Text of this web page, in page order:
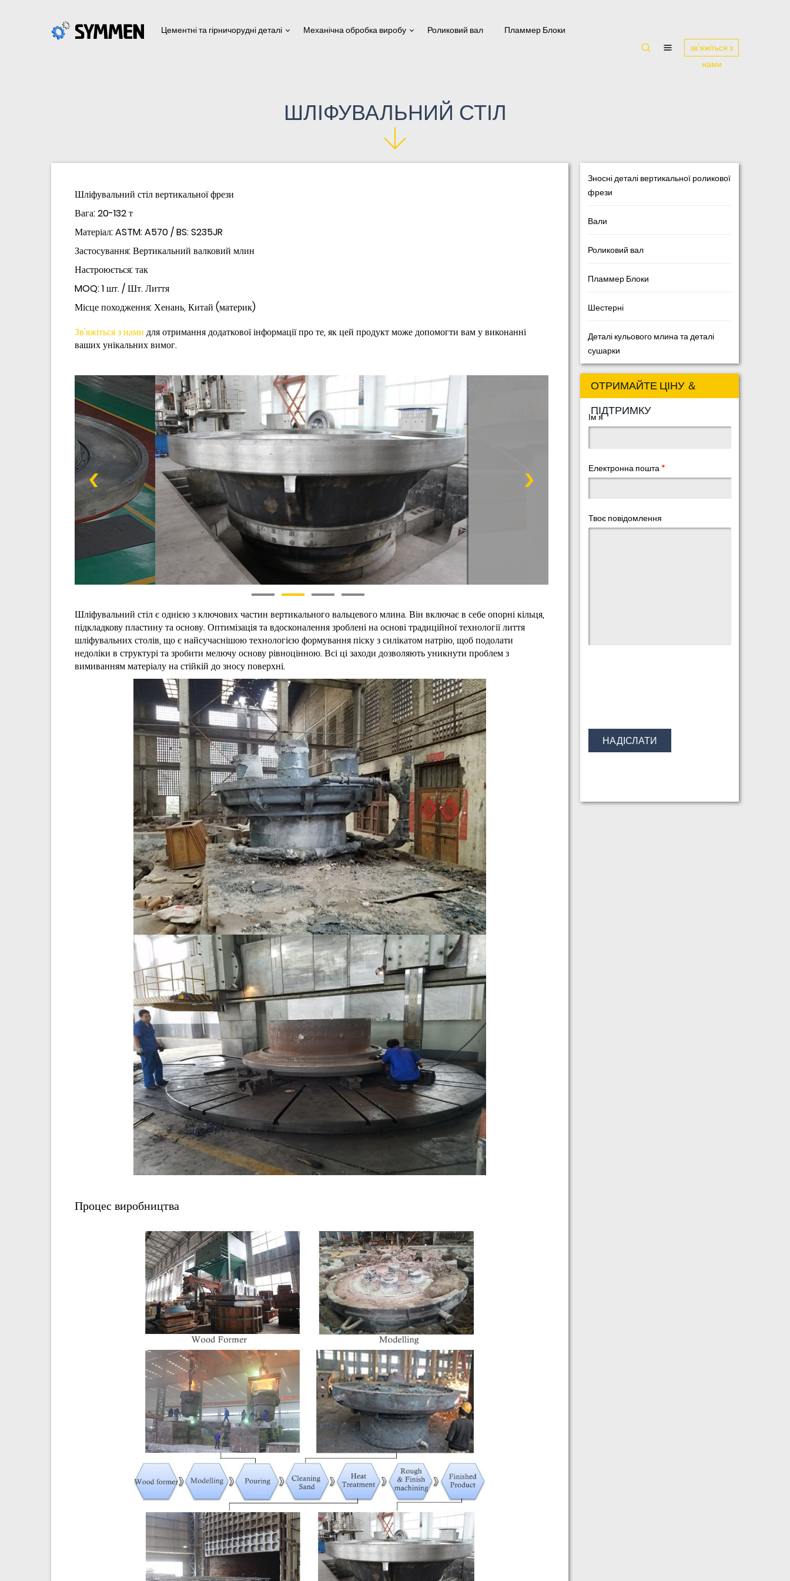
Цементні та гірничорудні деталі Механічна обробка виробу Роликовий вал
Пламмер Блоки
зв'яжіться з
нами
ШЛІФУВАЛЬНИЙ СТІЛ
Шліфувальний стіл вертикальної фрези
Вага: 20-132 т
Матеріал: ASTM: A570 / BS: S235JR
Застосування: Вертикальний валковий млин
Настроюється: так
MOQ: 1 шт. / Шт. Лиття
Місце походження: Хенань, Китай (материк)
Зв'яжіться з нами для отримання додаткової інформації про те, як цей продукт може допомогти вам у виконанні
ваших унікальних вимог.
Шліфувальний стіл є однією з ключових частин вертикального вальцевого млина. Він включає в себе опорні кільця,
підкладкову пластину та основу. Оптимізація та вдосконалення зроблені на основі традиційної технології лиття
шліфувальних столів, що є найсучаснішою технологією формування піску з силікатом натрію, щоб подолати
недоліки в структурі та зробити мелючу основу рівноцінною. Всі ці заходи дозволяють уникнути проблем з
вимиванням матеріалу на стійкій до зносу поверхні.
Процес виробництва
Зносні деталі вертикальної роликової
фрези
Вали
Роликовий вал
Пламмер Блоки
Шестерні
Деталі кульового млина та деталі
сушарки
ОТРИМАЙТЕ ЦІНУ ＆
ПІДТРИМКУ
Ім'я
Електронна пошта *
Твоє повідомлення
НАДІСЛАТИ